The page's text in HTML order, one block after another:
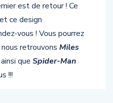
est de retour ! Ce
ce design
vous ! Vous pourrez
retrouvons Miles
ainsi que Spider-Man
!!!